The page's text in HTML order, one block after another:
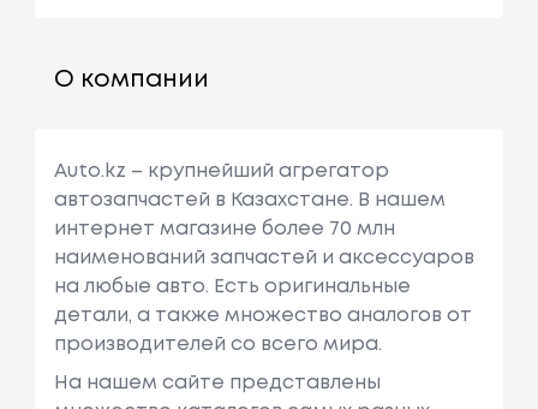
О компании
Auto.kz – крупнейший агрегатор
автозапчастей в Казахстане. В нашем
интернет магазине более 70 млн
наименований запчастей и аксессуаров
на любые авто. Есть оригинальные
детали, а также множество аналогов от
производителей со всего мира.
На нашем сайте представлены